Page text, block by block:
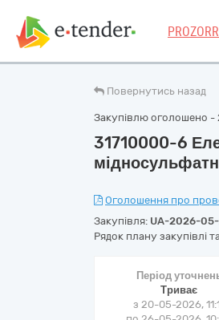
Повернутись назад
Закупівлю оголошено -
31710000-6
Оголошення про
Закупівля: UA-2026-
Рядок плану закупівлі
Період
Триває
з 20-05-2026,